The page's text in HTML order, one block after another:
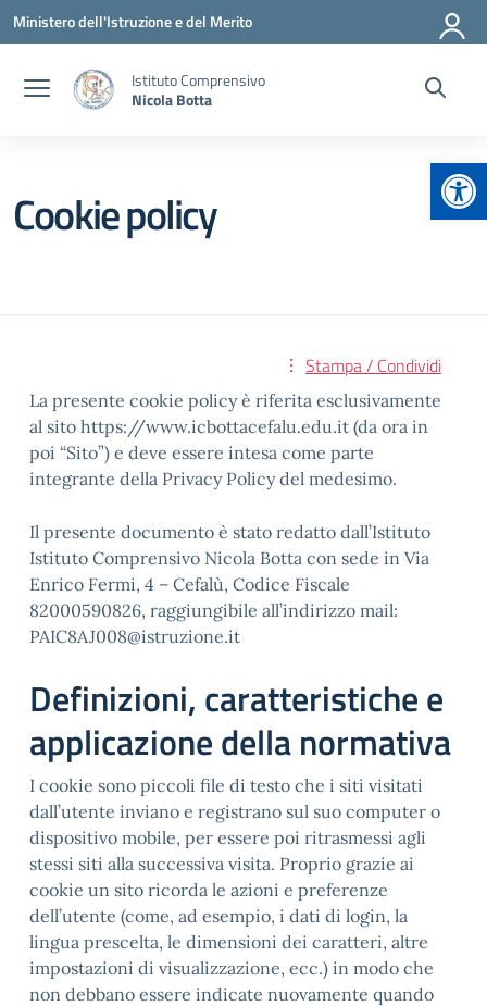
Vai ai contenuti
Vai al menu di navigazione
Vai al footer
Ministero dell'Istruzione e del Merito
Istituto Comprensivo
Nicola Botta
Cookie policy
Stampa / Condividi
La presente cookie policy è riferita esclusivamente
al sito https://www.icbottacefalu.edu.it (da ora in
poi “Sito”) e deve essere intesa come parte
integrante della Privacy Policy del medesimo.
Il presente documento è stato redatto dall’Istituto
Istituto Comprensivo Nicola Botta con sede in Via
Enrico Fermi, 4 – Cefalù, Codice Fiscale
82000590826, raggiungibile all’indirizzo mail:
PAIC8AJ008@istruzione.it
Definizioni, caratteristiche e
applicazione della normativa
I cookie sono piccoli file di testo che i siti visitati
dall’utente inviano e registrano sul suo computer o
dispositivo mobile, per essere poi ritrasmessi agli
stessi siti alla successiva visita. Proprio grazie ai
cookie un sito ricorda le azioni e preferenze
dell’utente (come, ad esempio, i dati di login, la
lingua prescelta, le dimensioni dei caratteri, altre
impostazioni di visualizzazione, ecc.) in modo che
non debbano essere indicate nuovamente quando